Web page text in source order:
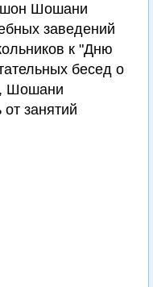
Шошани
заведений
к "Дню
бесед о
Шошани
занятий